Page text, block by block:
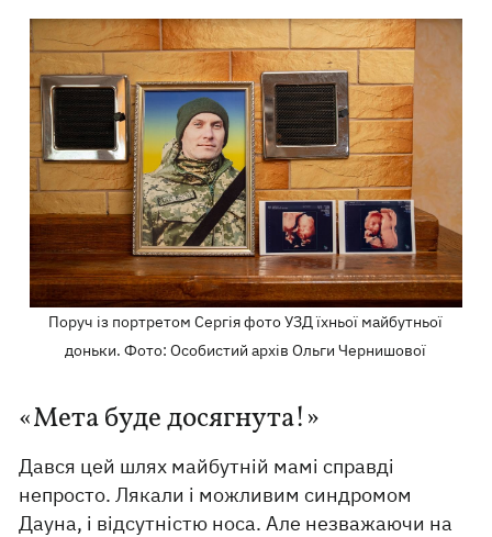
Поруч із портретом Сергія фото УЗД їхньої майбутньої
доньки. Фото: Особистий архів Ольги Чернишової
«Мета буде досягнута!»
Дався цей шлях майбутній мамі справді
непросто. Лякали і можливим синдромом
Дауна, і відсутністю носа. Але незважаючи на